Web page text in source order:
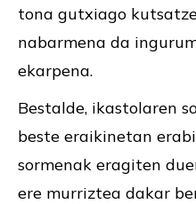
tona gutxiago
nabarmena da
ekarpena.
Bestalde, ikastolaren
beste eraikinetan
sormenak eragiten
ere murriztea dakar